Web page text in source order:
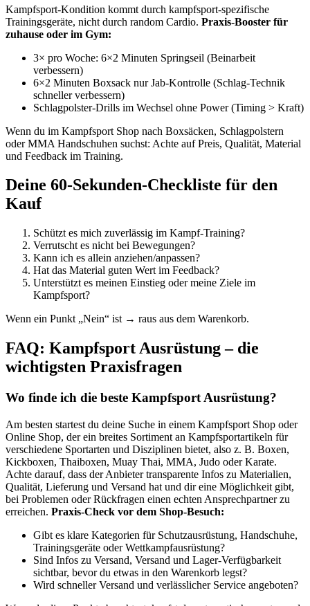
Kampfsport-Kondition kommt durch kampfsport-spezifische
Trainingsgeräte, nicht durch random Cardio. Praxis-Booster für
zuhause oder im Gym:
3× pro Woche: 6×2 Minuten Springseil (Beinarbeit
verbessern)
6×2 Minuten Boxsack nur Jab-Kontrolle (Schlag-Technik
schneller verbessern)
Schlagpolster-Drills im Wechsel ohne Power (Timing > Kraft)
Wenn du im Kampfsport Shop nach Boxsäcken, Schlagpolstern
oder MMA Handschuhen suchst: Achte auf Preis, Qualität, Material
und Feedback im Training.
Deine 60-Sekunden-Checkliste für den
Kauf
Schützt es mich zuverlässig im Kampf-Training?
Verrutscht es nicht bei Bewegungen?
Kann ich es allein anziehen/anpassen?
Hat das Material guten Wert im Feedback?
Unterstützt es meinen Einstieg oder meine Ziele im
Kampfsport?
Wenn ein Punkt „Nein“ ist → raus aus dem Warenkorb.
FAQ: Kampfsport Ausrüstung – die
wichtigsten Praxisfragen
Wo finde ich die beste Kampfsport Ausrüstung?
Am besten startest du deine Suche in einem Kampfsport Shop oder
Online Shop, der ein breites Sortiment an Kampfsportartikeln für
verschiedene Sportarten und Disziplinen bietet, also z. B. Boxen,
Kickboxen, Thaiboxen, Muay Thai, MMA, Judo oder Karate.
Achte darauf, dass der Anbieter transparente Infos zu Materialien,
Qualität, Lieferung und Versand hat und dir eine Möglichkeit gibt,
bei Problemen oder Rückfragen einen echten Ansprechpartner zu
erreichen. Praxis-Check vor dem Shop-Besuch:
Gibt es klare Kategorien für Schutzausrüstung, Handschuhe,
Trainingsgeräte oder Wettkampfausrüstung?
Sind Infos zu Versand, Versand und Lager-Verfügbarkeit
sichtbar, bevor du etwas in den Warenkorb legst?
Wird schneller Versand und verlässlicher Service angeboten?